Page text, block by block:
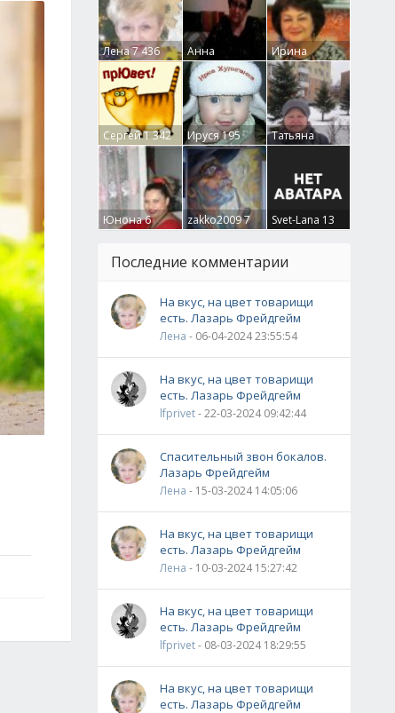
Лена7 436
Анна
Гумлевая0
Ирина
Бруцкая41
Сергей1 342 Ируся195
Татьяна
Крючкова0
Юнона6 zakko20097 Svet-Lana 13
Последние комментарии
На вкус, на цвет товарищи
есть. Лазарь Фрейдгейм
Лена - 06-04-2024 23:55:54
На вкус, на цвет товарищи
есть. Лазарь Фрейдгейм
lfprivet- 22-03-2024 09:42:44
Спасительный звон бокалов.
Лазарь Фрейдгейм
Лена - 15-03-2024 14:05:06
На вкус, на цвет товарищи
есть. Лазарь Фрейдгейм
Лена - 10-03-2024 15:27:42
На вкус, на цвет товарищи
есть. Лазарь Фрейдгейм
lfprivet- 08-03-2024 18:29:55
На вкус, на цвет товарищи
есть. Лазарь Фрейдгейм